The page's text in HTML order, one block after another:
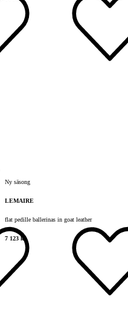
Ny säsong
LEMAIRE
flat pedille ballerinas in goat leather
7 123 kr